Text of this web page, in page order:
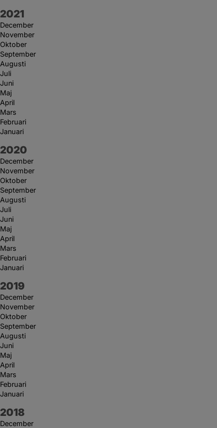
År:
2021
December
November
Oktober
September
Augusti
Juli
Juni
Maj
April
Mars
Februari
Januari
År:
2020
December
November
Oktober
September
Augusti
Juli
Juni
Maj
April
Mars
Februari
Januari
År:
2019
December
November
Oktober
September
Augusti
Juni
Maj
April
Mars
Februari
Januari
År:
2018
December